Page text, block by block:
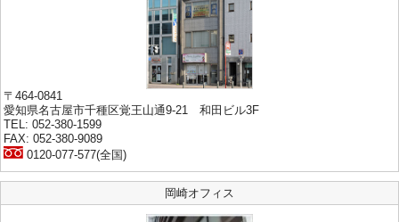
〒464-0841
愛知県名古屋市千種区覚王山通9-21 和田ビル3F
TEL: 052-380-1599
FAX: 052-380-9089
0120-077-577(全国)
岡崎オフィス